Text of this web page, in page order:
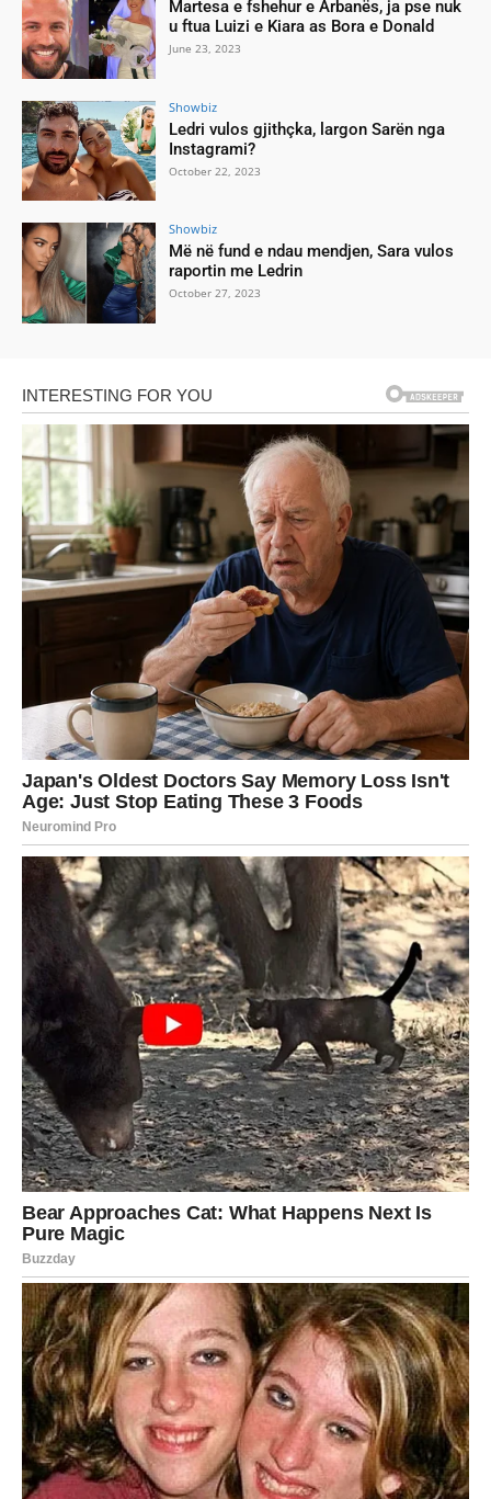
Martesa e fshehur e Arbanës, ja pse nuk
u ftua Luizi e Kiara as Bora e Donald
June 23, 2023
Showbiz
Ledri vulos gjithçka, largon Sarën nga
Instagrami?
October 22, 2023
Showbiz
Më në fund e ndau mendjen, Sara vulos
raportin me Ledrin
October 27, 2023